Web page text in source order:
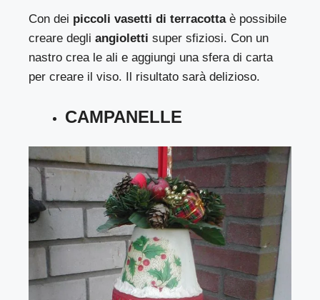
Con dei piccoli vasetti di terracottaè possibile
creare degliangioletti super sfiziosi. Con un
nastro crea le ali e aggiungi una sfera di carta
per creare il viso. Il risultato sarà delizioso.
CAMPANELLE